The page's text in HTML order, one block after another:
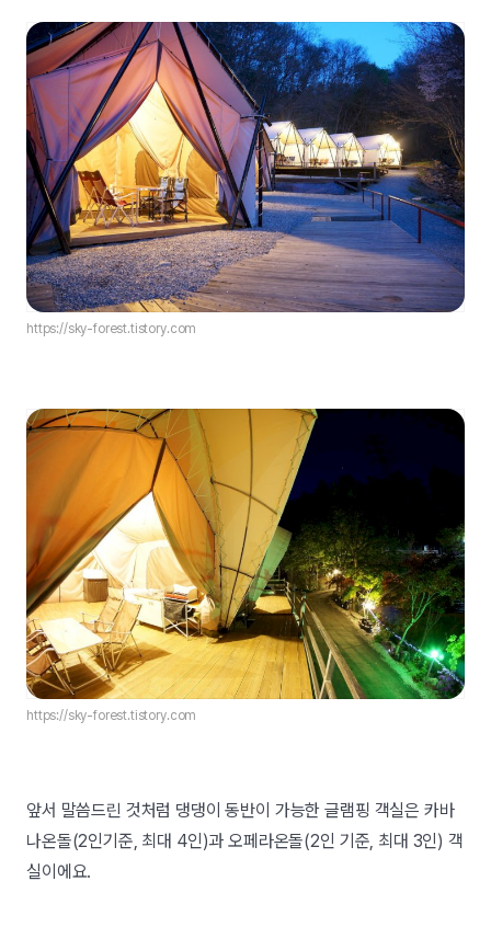
https://sky-forest.tistory.com
https://sky-forest.tistory.com
앞서 말씀드린 것처럼 댕댕이 동반이 가능한 글램핑 객실은 카바
나온돌(2인기준, 최대 4인)과 오페라온돌(2인 기준, 최대 3인) 객
실이에요.